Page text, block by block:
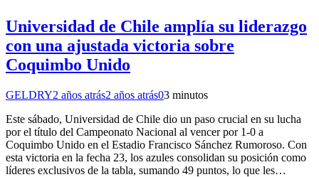
Universidad de Chile amplía su liderazgo
con una ajustada victoria sobre
Coquimbo Unido
GELDRY2 años atrás2 años atrás03 minutos
Este sábado, Universidad de Chile dio un paso crucial en su lucha
por el título del Campeonato Nacional al vencer por 1-0 a
Coquimbo Unido en el Estadio Francisco Sánchez Rumoroso. Con
esta victoria en la fecha 23, los azules consolidan su posición como
líderes exclusivos de la tabla, sumando 49 puntos, lo que les…